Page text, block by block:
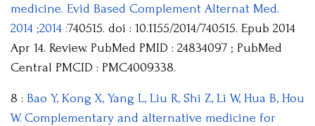
medicine. Evid Based Complement Alternat Med.
2014 ;2014 :740515. doi : 10.1155/2014/740515. Epub 2014
Apr 14. Review. PubMed PMID : 24834097 ; PubMed
Central PMCID : PMC4009338.
8 : Bao Y, Kong X, Yang L, Liu R, Shi Z, Li W, Hua B, Hou
W. Complementary and alternative medicine for